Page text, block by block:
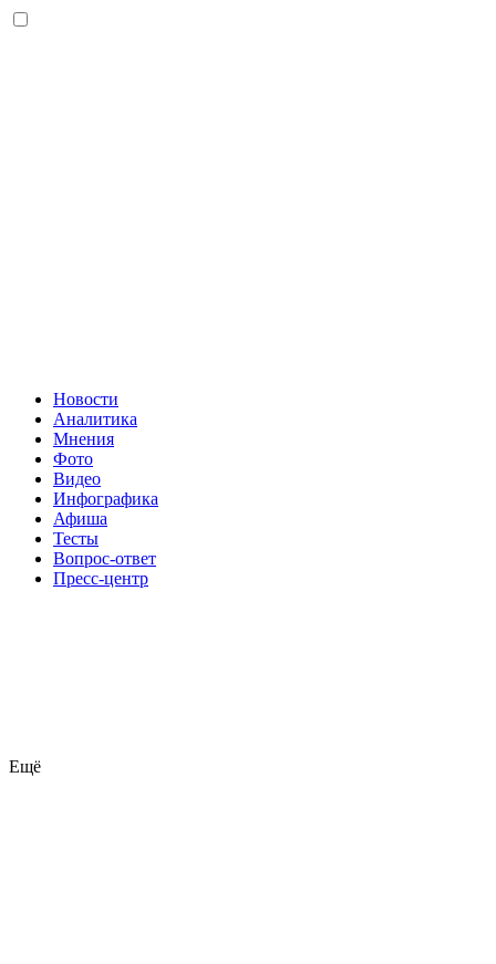
Новости
Аналитика
Мнения
Фото
Видео
Инфографика
Афиша
Тесты
Вопрос-ответ
Пресс-центр
Ещё